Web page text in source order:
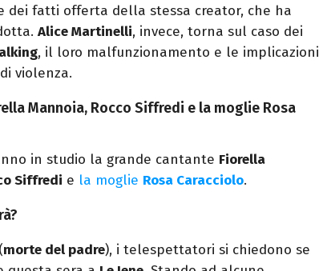
dei fatti offerta della stessa creator, che ha
Alice Martinelli, invece, torna sul caso dei
, il loro malfunzionamento e le implicazioni
violenza.
Mannoia, Rocco Siffredi e la moglie Rosa
in studio la grande cantante Fiorella
Siffredi e la moglie Rosa Caracciolo.
morte del padre), i telespettatori si chiedono se